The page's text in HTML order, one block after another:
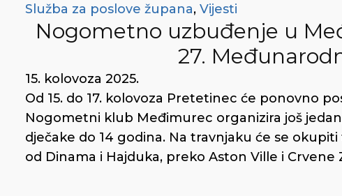
Služba za poslove župana, Vijesti
Nogometno uzbuđenje u
27.
15. kolovoza 2025.
Od 15. do 17. kolovoza Pretetinec će ponovno
Nogometni klub Međimurec organizira još
dječake do 14 godina. Na travnjaku će se
od Dinama i Hajduka, preko Aston Ville i Crvene